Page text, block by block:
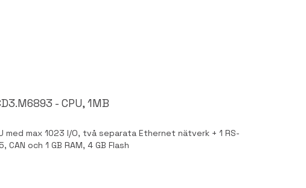
- CPU, 1MB
med max 1023 I/O, två separata Ethernet nätverk + 1 RS-
CAN och 1 GB RAM, 4 GB Flash